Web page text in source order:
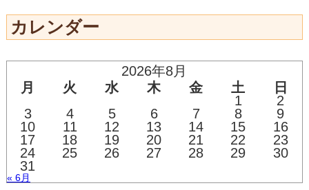
カレンダー
2026年8月
月
火 水 木 金 土
日
1
2
3
4 5 6 7 8
9
10
11 12 13 14 15
16
17
18 19 20 21 22
23
24
25 26 27 28 29
30
31
« 6月